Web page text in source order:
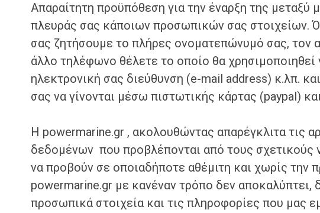
Απαραίτητη προϋπόθεση για την έναρξη της μεταξύ
πλευράς σας κάποιων προσωπικών σας στοιχείων.
σας ζητήσουμε το πλήρες ονοματεπώνυμό σας, τον
άλλο τηλέφωνο θέλετε το οποίο θα
ηλεκτρονική σας διεύθυνση (e-mail address) κ.λπ.
σας να γίνονται μέσω πιστωτικής κάρτας (paypal)
H powermarine.gr , ακολουθώντας απαρέγκλιτα τις
δεδομένων που προβλέπονται από τους σχετικούς
να προβούν σε οποιαδήποτε αθέμιτη και χωρίς την
powermarine.gr με κανέναν τρόπο δεν αποκαλύπτει,
προσωπικά στοιχεία και τις πληροφορίες που μας